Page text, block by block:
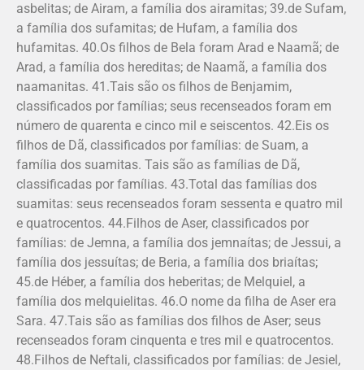
asbelitas; de Airam, a família dos airamitas; 39.de Sufam,
a família dos sufamitas; de Hufam, a família dos
hufamitas. 40.Os filhos de Bela foram Arad e Naamã; de
Arad, a família dos hereditas; de Naamã, a família dos
naamanitas. 41.Tais são os filhos de Benja­mim,
classificados por famílias; seus recenseados foram em
número de quarenta e cinco mil e seiscentos. 42.Eis os
filhos de Dã, classificados por famílias: de Suam, a
família dos suami­tas. Tais são as famílias de Dã,
classificadas por famílias. 43.Total das famílias dos
suamitas: seus recenseados foram sessenta e quatro mil
e quatrocentos. 44.Filhos de Aser, classificados por
famílias: de Jemna, a família dos jemnaítas; de Jessui, a
família dos jessuítas; de Beria, a família dos briaítas;
45.de Héber, a família dos heberitas; de Melquiel, a
família dos melquielitas. 46.O nome da filha de Aser era
Sara. 47.Tais são as famílias dos filhos de Aser; seus
recenseados foram cinquenta e tres mil e quatrocentos.
48.Filhos de Neftali, classificados por famílias: de Jesiel,